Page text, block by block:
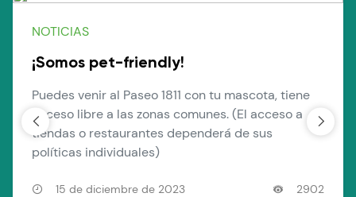
NOTICIAS
¡Somos pet-friendly!
Puedes venir al Paseo 1811 con tu mascota, tiene
acceso libre a las zonas comunes. (El acceso a
tiendas o restaurantes dependerá de sus
políticas individuales)
15 de diciembre de 2023 2902